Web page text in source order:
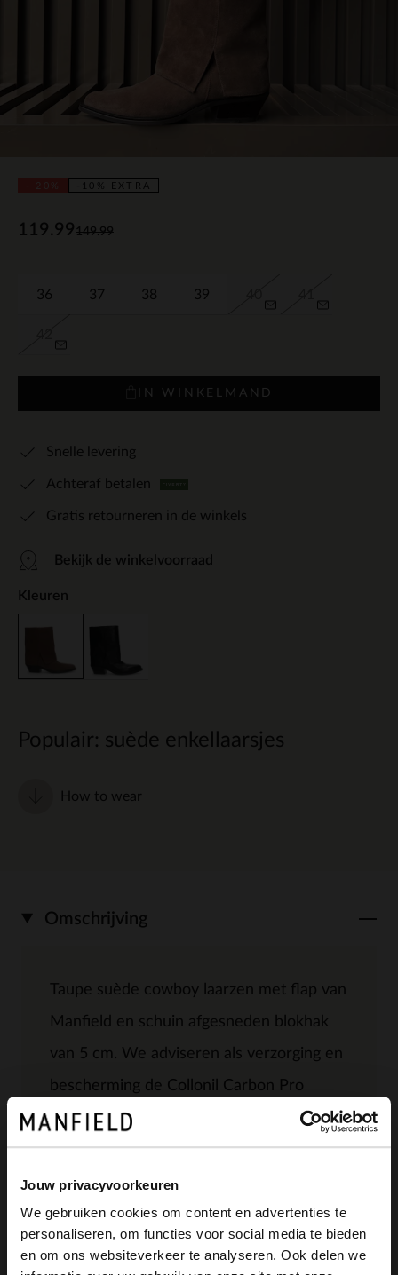
Jouw privacyvoorkeuren
We gebruiken cookies om content en advertenties te
personaliseren, om functies voor social media te bieden
en om ons websiteverkeer te analyseren. Ook delen we
-10% EXTRA
149.99
119.99
36 37 38 39
IN WINKELMAND
Snelle levering
Achteraf betalen
Gratis retourneren in de winkels
Bekijk de winkelvoorraad
Kleuren
Populair: suède enkellaarsjes
How to wear
Omschrijving
Taupe suède cowboy laarzen met flap van
Manfield en schuin afgesneden blokhak
van 5 cm. We adviseren als verzorging en
bescherming de Collonil Carbon Pro
300ml.
Alles over dit product
Maattabel ×
View this website in English?